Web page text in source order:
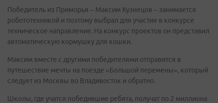
Победитель из Приморья – Максим Кузнецов – занимается
робототехникой и поэтому выбрал для участия в конкурсе
техническое направление. На конкурс проектов он представил
автоматическую кормушку для кошки.
Максим вместе с другими победителями отправится в
путешествие мечты на поезде «Большой перемены», который
следует из Москвы во Владивосток и обратно.
Школы, где учатся победившие ребята, получат по 2 миллиона